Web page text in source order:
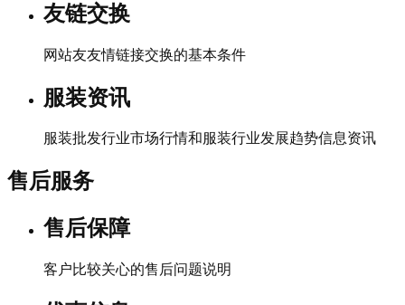
友链交换
网站友友情链接交换的基本条件
服装资讯
服装批发行业市场行情和服装行业发展趋势信息资讯
售后服务
售后保障
客户比较关心的售后问题说明